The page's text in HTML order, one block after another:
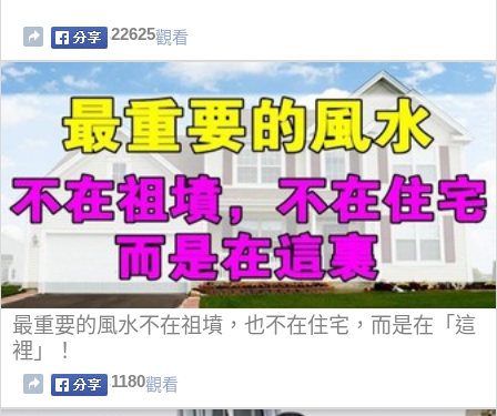
22625觀看
最重要的風水不在祖墳，也不在住宅，而是在「這
裡」！
1180觀看